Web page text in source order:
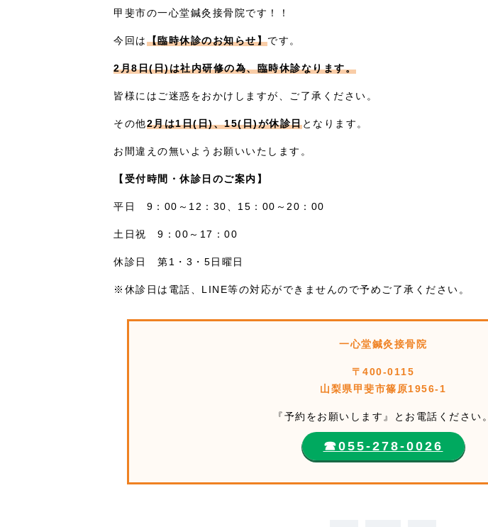
甲斐市の一心堂鍼灸接骨院です！！
今回は【臨時休診のお知らせ】です。
2月8日(日)は社内研修の為、臨時休診なります。
皆様にはご迷惑をおかけしますが、ご了承ください。
その他2月は1日(日)、15(日)が休診日となります。
お間違えの無いようお願いいたします。
【受付時間・休診日のご案内】
平日 9：00～12：30、15：00～20：00
土日祝 9：00～17：00
休診日 第1・3・5日曜日
※休診日は電話、LINE等の対応ができませんので予めご了承ください。
一心堂鍼灸接骨院
〒400-0115
山梨県甲斐市篠原1956-1
『予約をお願いします』とお電話ください。
☎︎055-278-0026